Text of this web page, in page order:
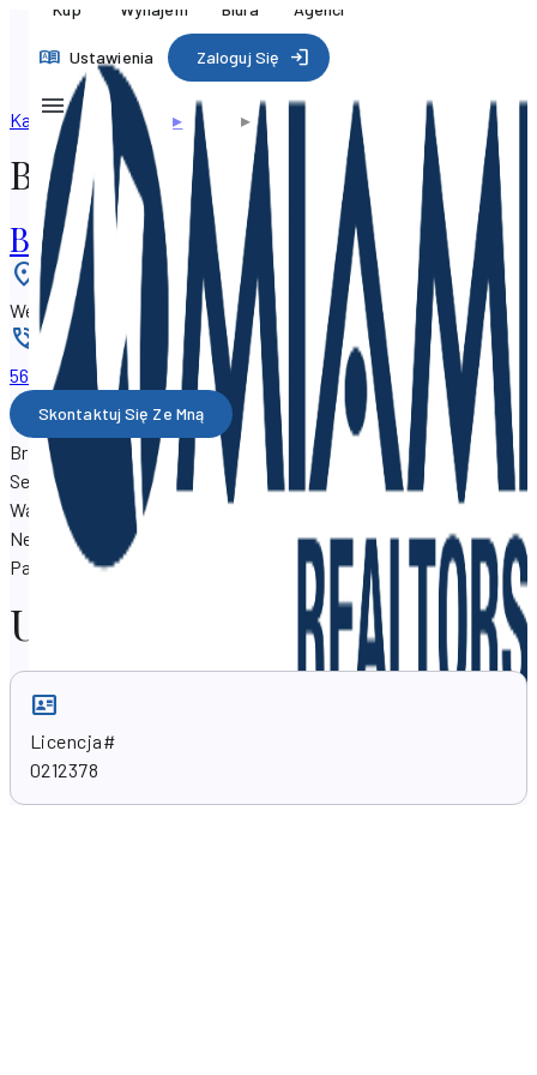
Kup Wynajem Biura Agenci
Ustawienia Zaloguj Się
Katalog zawodowy ▸ Agenci▸ Brenda Nestor
Brenda Nestor
BRENDA NESTOR
Lokalizacja
:
West Palm Beach, Floryda 33405, USA
Telefon
561-309-xxxx
Skontaktuj Się Ze Mną
Brenda Nestor jest agentem nieruchomości SF Property
Search pracującym z biuraBRENDA NESTOR
w3024
Washington Road, West Palm Beach, Florida 33405.
Brenda
Nestor służy pomocą w zakresie nieruchomości wWest
Palm Beach, Floryda 33405, USA .
Umiejętności zawodowe
Licencja#
0212378